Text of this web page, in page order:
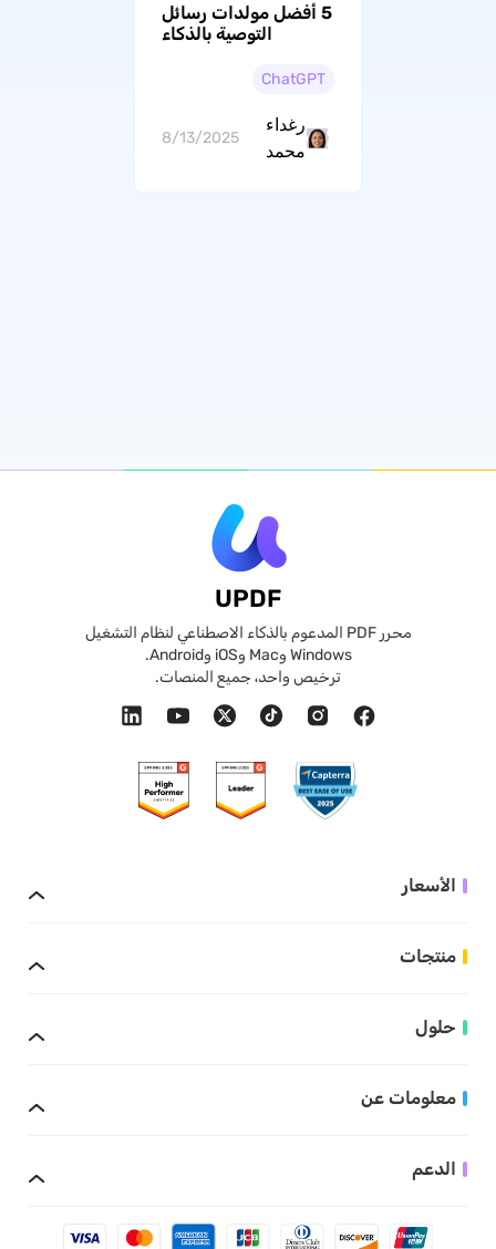
5 أفضل مولدات رسائل
التوصية بالذكاء
ChatGPT
رغداء
محمد
8/13/2025
UPDF
محرر PDF المدعوم بالذكاء الاصطناعي لنظام التشغيل
Windows وMac وiOS وAndroid.
ترخيص واحد، جميع المنصات.
الأسعار
منتجات
حلول
معلومات عن
الدعم